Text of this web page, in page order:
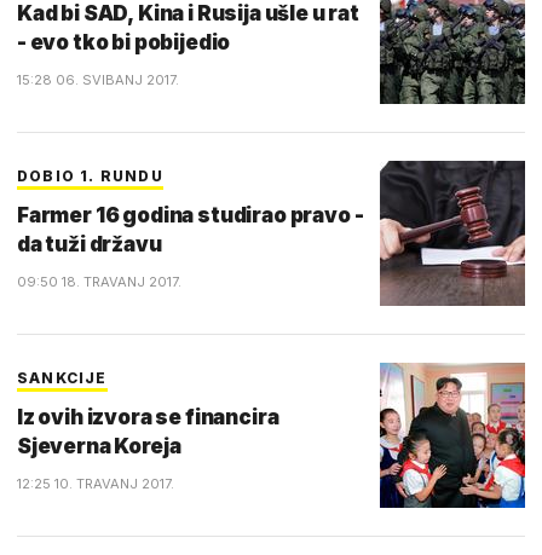
Kad bi SAD, Kina i Rusija ušle u rat
- evo tko bi pobijedio
15:28 06. SVIBANJ 2017.
DOBIO 1. RUNDU
Farmer 16 godina studirao pravo -
da tuži državu
09:50 18. TRAVANJ 2017.
SANKCIJE
Iz ovih izvora se financira
Sjeverna Koreja
12:25 10. TRAVANJ 2017.